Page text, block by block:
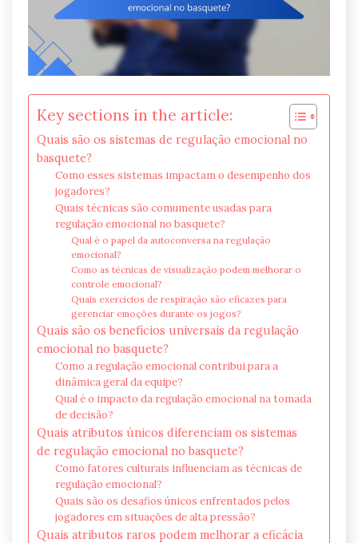
Key sections in the article:
Quais são os sistemas de regulação emocional no
basquete?
Como esses sistemas impactam o desempenho dos
jogadores?
Quais técnicas são comumente usadas para
regulação emocional no basquete?
Qual é o papel da autoconversa na regulação
emocional?
Como as técnicas de visualização podem melhorar o
controle emocional?
Quais exercícios de respiração são eficazes para
gerenciar emoções durante os jogos?
Quais são os benefícios universais da regulação
emocional no basquete?
Como a regulação emocional contribui para a
dinâmica geral da equipe?
Qual é o impacto da regulação emocional na tomada
de decisão?
Quais atributos únicos diferenciam os sistemas
de regulação emocional no basquete?
Como fatores culturais influenciam as técnicas de
regulação emocional?
Quais são os desafios únicos enfrentados pelos
jogadores em situações de alta pressão?
Quais atributos raros podem melhorar a eficácia